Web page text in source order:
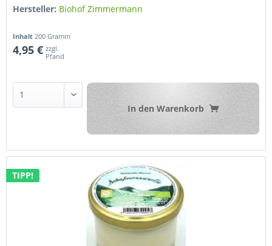
Hersteller: Biohof Zimmermann
Inhalt200 Gramm
4,95 € zzgl.
Pfand
In den Warenkorb
TIPP!